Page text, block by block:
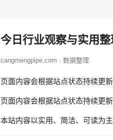
今日行业观察与实用整
cangmengpipe.com · 数据整理
页面内容会根据站点状态持续更
页面内容会根据站点状态持续更
本站内容以实用、简洁、可读为